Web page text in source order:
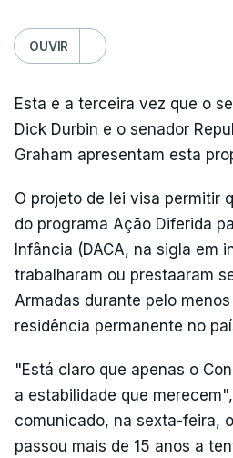
OUVIR
Esta é a terceira vez que o
Dick Durbin e o senador
Graham apresentam esta
O projeto de lei visa permitir
do programa Ação Diferida
Infância (DACA, na sigla em
trabalharam ou prestaaram
Armadas durante pelo
residência permanente no
"Está claro que apenas o
a estabilidade que
comunicado, na sexta-feira,
passou mais de 15 anos a